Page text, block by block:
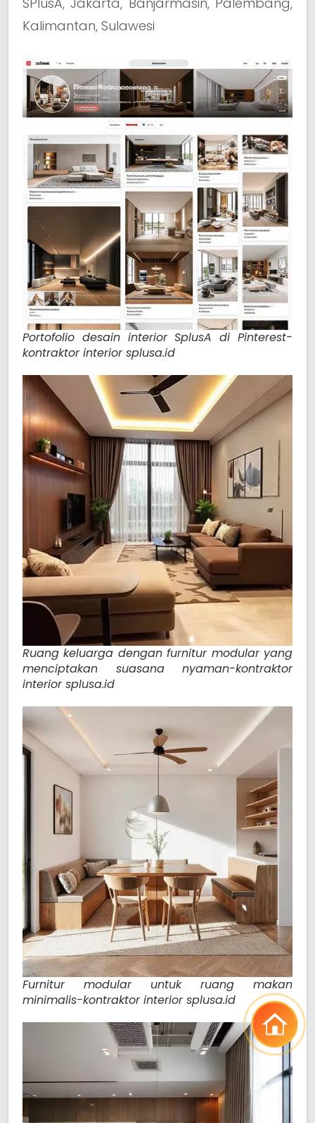
Kalimantan, Sulawesi
Portofolio desain interior SplusA di Pinterest-
kontraktor interior splusa.id
Ruang keluarga dengan furnitur modular yang
menciptakan suasana nyaman-kontraktor
interior splusa.id
Furnitur modular untuk ruang makan
minimalis-kontraktor interior splusa.id